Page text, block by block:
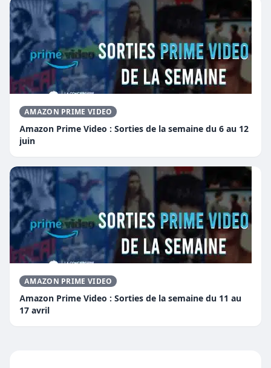
AMAZON PRIME VIDEO
Amazon Prime Video : Sorties de la semaine du 6 au 12
juin
AMAZON PRIME VIDEO
Amazon Prime Video : Sorties de la semaine du 11 au
17 avril